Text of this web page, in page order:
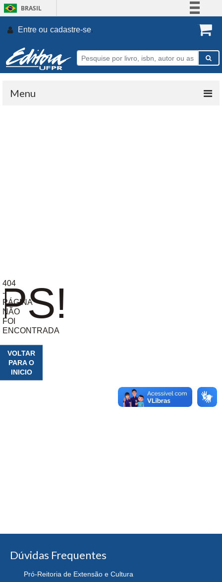
BRASIL
Participe
Entre ou cadastre-se.
Menu
404
-
PÁGINA
NÃO
FOI
ENCONTRADA
VOLTAR
PARA O
INICIO
Dúvidas Frequentes
Pró-Reitoria de Extensão e Cultura